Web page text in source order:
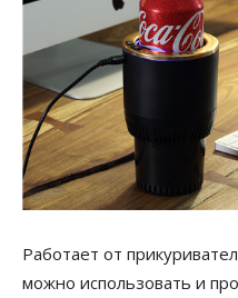
Работает от
можно использовать и